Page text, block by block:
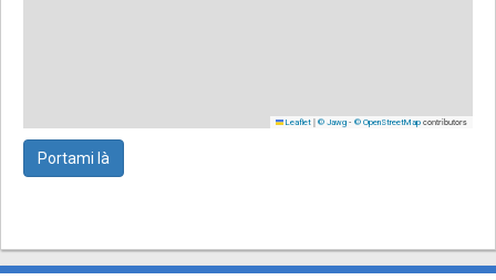
Leaflet | © Jawg - © OpenStreetMap contributors
Portami là